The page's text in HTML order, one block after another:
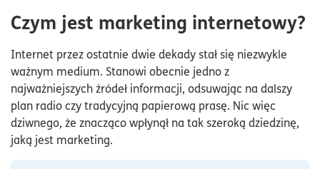
Czym jest marketing internetowy?
Internet przez ostatnie dwie dekady stał się niezwykle
ważnym medium. Stanowi obecnie jedno z
najważniejszych źródeł informacji, odsuwając na dalszy
plan radio czy tradycyjną papierową prasę. Nic więc
dziwnego, że znacząco wpłynął na tak szeroką dziedzinę,
jaką jest marketing.